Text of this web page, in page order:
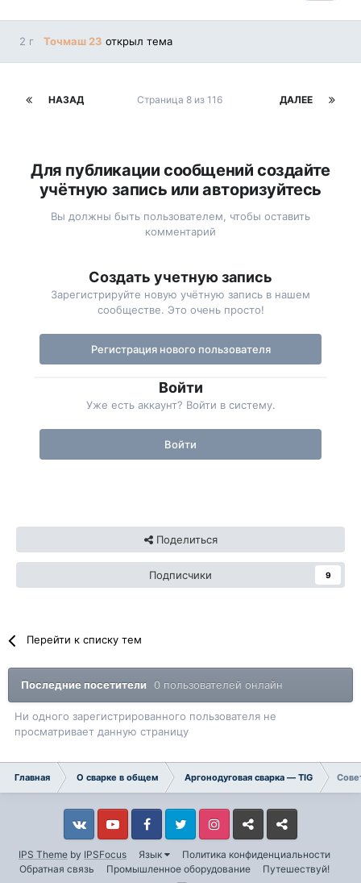
2 г Точмаш 23 открыл тема
НАЗАД ДАЛЕЕ
Страница 8 из 116
Для публикации сообщений создайте
учётную запись или авторизуйтесь
Вы должны быть пользователем, чтобы оставить
комментарий
Создать учетную запись
Зарегистрируйте новую учётную запись в нашем
сообществе. Это очень просто!
Регистрация нового пользователя
Войти
Уже есть аккаунт? Войти в систему.
Войти
Поделиться
Подписчики 9
Перейти к списку тем
Последние посетители 0 пользователей онлайн
Ни одного зарегистрированного пользователя не
просматривает данную страницу
Главная О сварке в общем Аргонодуговая сварка — TIG
IPS Theme by IPSFocus Язык
Политика конфиденциальности
Обратная связь
Промышленное оборудование Путешествуй!
VkontakteYouTube FacebookTwitter InstagramLivejournalOdnoklassniki